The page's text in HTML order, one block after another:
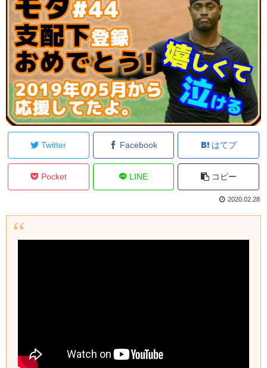
Twitter Facebook はてブ
Pocket LINE コピー
2020.02.28